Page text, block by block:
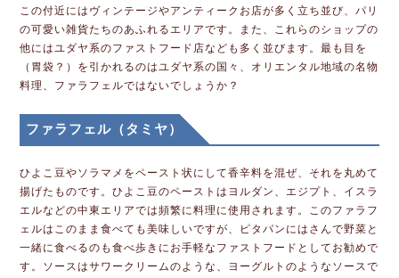
この付近にはヴィンテージやアンティークお店が多く立ち並び、パリ
の可愛い雑貨たちのあふれるエリアです。また、これらのショップの
他にはユダヤ系のファストフード店なども多く並びます。最も目を
（胃袋？）を引かれるのはユダヤ系の国々、オリエンタル地域の名物
料理、ファラフェルではないでしょうか？
ファラフェル（タミヤ）
ひよこ豆やソラマメをペースト状にして香辛料を混ぜ、それを丸めて
揚げたものです。ひよこ豆のペーストはヨルダン、エジプト、イスラ
エルなどの中東エリアでは頻繁に料理に使用されます。このファラフ
ェルはこのまま食べても美味しいですが、ピタパンにはさんで野菜と
一緒に食べるのも食べ歩きにお手軽なファストフードとしてお勧めで
す。ソースはサワークリームのような、ヨーグルトのようなソースで